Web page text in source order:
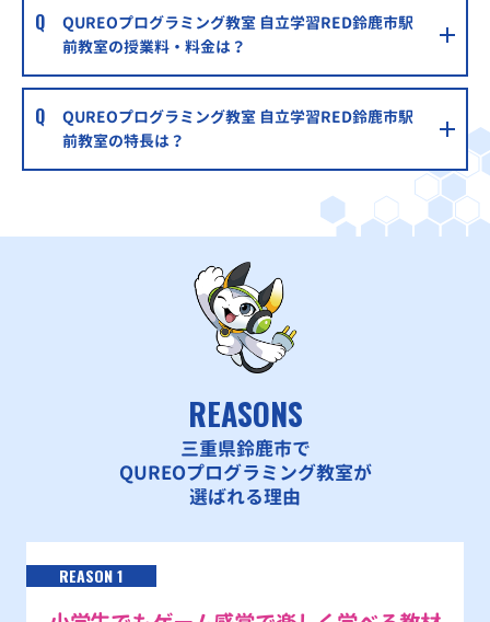
QUREOプログラミング教室 自立学習RED鈴鹿市駅
前教室の授業料・料金は？
QUREOプログラミング教室 自立学習RED鈴鹿市駅
前教室の特長は？
REASONS
三重県鈴鹿市で
QUREOプログラミング教室が
選ばれる理由
REASON 1